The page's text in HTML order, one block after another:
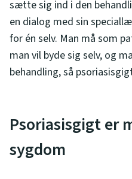
sætte sig ind i den
en dialog med sin
for én selv. Man må som
man vil byde sig selv, og
behandling, så
Psoriasisgigt er
sygdom